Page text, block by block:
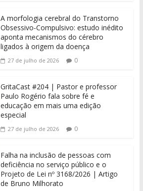
A morfologia cerebral do Transtorno
Obsessivo-Compulsivo: estudo inédito
aponta mecanismos do cérebro
ligados à origem da doença
27 de julho de 2026 0
GritaCast #204 | Pastor e professor
Paulo Rogério fala sobre fé e
educação em mais uma edição
especial
27 de julho de 2026 0
Falha na inclusão de pessoas com
deficiência no serviço público e o
Projeto de Lei nº 3168/2026 | Artigo
de Bruno Milhorato